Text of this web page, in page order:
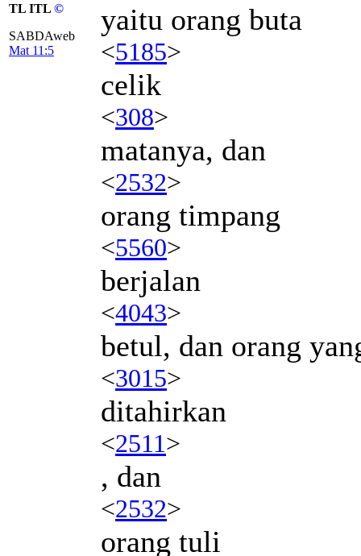
TL ITL ©
SABDAweb
Mat 11:5
yaitu orang buta
<5185>
celik
<308>
matanya, dan
<2532>
orang timpang
<5560>
berjalan
<4043>
betul, dan orang
<3015>
ditahirkan
<2511>
, dan
<2532>
orang tuli